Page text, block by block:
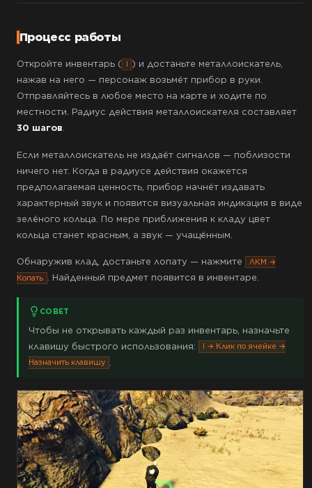
Процесс работы
Откройте инвентарь (
) и достаньте металлоискатель,
нажав на него — персонаж возьмёт прибор в руки.
Отправляйтесь в любое место на карте и ходите по
местности. Радиус действия металлоискателя составляет
30 шагов.
Если металлоискатель не издаёт сигналов — поблизости
ничего нет. Когда в радиусе действия окажется
предполагаемая ценность, прибор начнёт издавать
характерный звук и появится визуальная индикация в виде
зелёного кольца. По мере приближения к кладу цвет
кольца станет красным, а звук — учащённым.
Обнаружив клад, достаньте лопату — нажмите
ЛКМ →
Копать
. Найденный предмет появится в инвентаре.
СОВЕТ
Чтобы не открывать каждый раз инвентарь, назначьте
клавишу быстрого использования:
I → Клик по ячейке →
Назначить клавишу